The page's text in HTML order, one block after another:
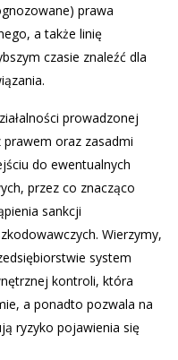
prawa
a także linię
czasie znaleźć dla
prowadzonej
oraz zasadmi
do ewentualnych
przez co znacząco
sankcji
Wierzymy,
system
kontroli, która
a ponadto pozwala na
ryzyko pojawienia się